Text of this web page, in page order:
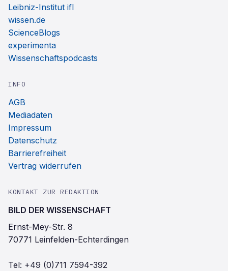
Leibniz-Institut ifl
wissen.de
ScienceBlogs
experimenta
Wissenschaftspodcasts
INFO
AGB
Mediadaten
Impressum
Datenschutz
Barrierefreiheit
Vertrag widerrufen
KONTAKT ZUR REDAKTION
BILD DER WISSENSCHAFT
Ernst-Mey-Str. 8
70771 Leinfelden-Echterdingen
Tel: +49 (0)711 7594-392